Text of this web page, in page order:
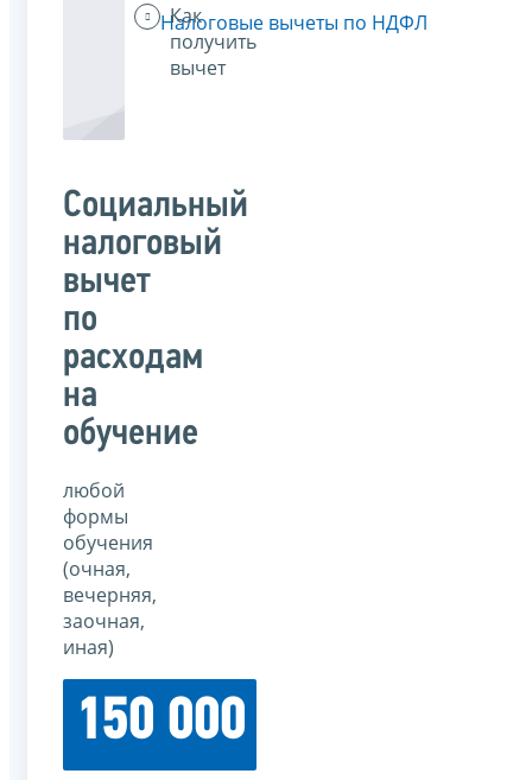
Как
получить
вычет
Социальный
налоговый
вычет
по
расходам
на
обучение
любой
формы
обучения
(очная,
вечерняя,
заочная,
иная)
150 000
Налоговые вычеты по НДФЛ